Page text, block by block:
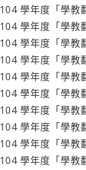
104 學年度「學教
104 學年度「學教
104 學年度「學教
104 學年度「學教
104 學年度「學教
104 學年度「學教
104 學年度「學教
104 學年度「學教
104 學年度「學教
104 學年度「學教